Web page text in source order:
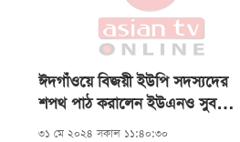
ঈদগাঁওয়ে বিজয়ী ইউপি সদস্যদের
শপথ পাঠ করালেন ইউএনও সুবল
চাকমা
৩১ মে ২০২৪ সকাল ১১:৪০:৩০